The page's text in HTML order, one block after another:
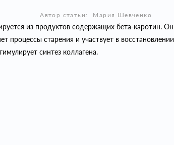
Автор статьи: Мария Шевченко
из продуктов содержащих бета-каротин. Он
процессы старения и участвует в восстановлении
синтез коллагена.